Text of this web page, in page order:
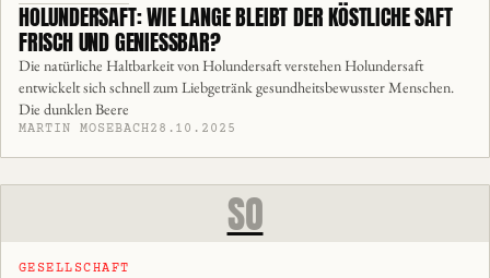
HOLUNDERSAFT: WIE LANGE BLEIBT DER KÖSTLICHE SAFT
FRISCH UND GENIESSBAR?
Die natürliche Haltbarkeit von Holundersaft verstehen Holundersaft
entwickelt sich schnell zum Liebgetränk gesundheitsbewusster Menschen.
Die dunklen Beere
MARTIN MOSEBACH28.10.2025
SO
GESELLSCHAFT